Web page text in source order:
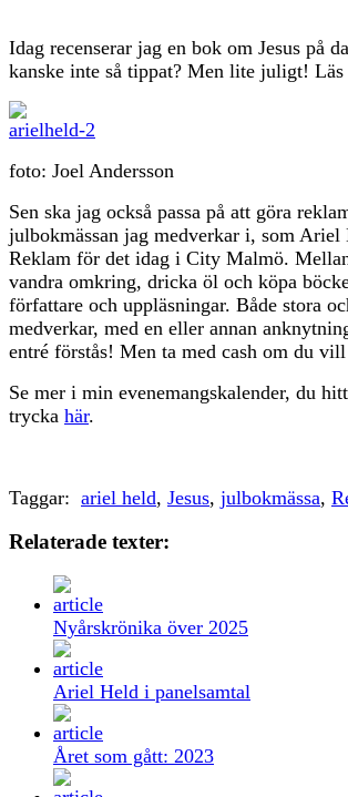
Idag recenserar jag en bok om Jesus på
kanske inte så tippat? Men lite juligt! Läs
foto: Joel Andersson
Sen ska jag också passa på att göra
julbokmässan jag medverkar i, som Ariel
Reklam för det idag i City Malmö.
vandra omkring, dricka öl och köpa
författare och uppläsningar. Både stora
medverkar, med en eller annan
entré förstås! Men ta med cash om du vill
Se mer i min evenemangskalender, du
trycka här.
Taggar: ariel held, Jesus, julbokmässa,
Relaterade texter:
Nyårskrönika över 2025
Ariel Held i panelsamtal
Året som gått: 2023